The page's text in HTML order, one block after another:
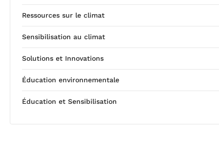
Ressources sur le climat
Sensibilisation au climat
Solutions et Innovations
Éducation environnementale
Éducation et Sensibilisation